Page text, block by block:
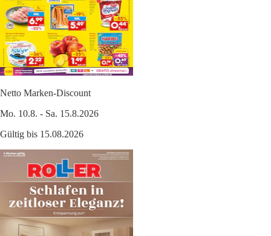
Netto Marken-Discount
Mo. 10.8. - Sa. 15.8.2026
Gültig bis 15.08.2026